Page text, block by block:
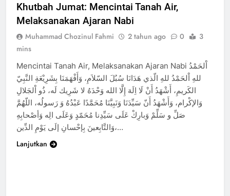
Khutbah Jumat: Mencintai Tanah Air,
Melaksanakan Ajaran Nabi
Muhammad Chozinul Fahmi 2 tahun ago 0
3
mins
Mencintai Tanah Air, Melaksanakan Ajaran Nabi اْلحَمْدُ
للهِ اْلحَمْدُ للهِ الّذي هَدَانَا سُبُلَ السّلاَمِ، وَأَفْهَمَنَا بِشَرِيْعَةِ النَّبِيّ
الكَريمِ، أَشْهَدُ أَنْ لَا اِلَهَ إِلَّا الله وَحْدَهُ لا شَرِيك لَه، ذُو اْلجَلالِ
وَالإكْرام، وَأَشْهَدُ أَنّ سَيِّدَنَا وَنَبِيَّنَا مُحَمَّدًا عَبْدُهُ وَ رَسولُه، اللّهُمَّ
صَلِّ و سَلِّمْ وَبارِكْ عَلَى سَيِّدِنا مُحَمّدٍ وَعَلَى الِه وَأصْحابِهِ
وَالتَّابِعينَ بِإحْسانِ إلَى يَوْمِ الدِّين،…
Lanjutkan